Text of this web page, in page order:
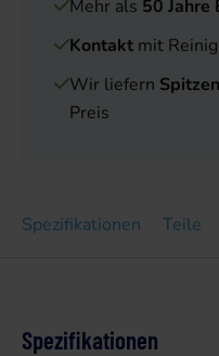
Mehr als 50 Jahre
Kontakt mit
Wir liefern
Preis
Spezifikationen Teile
Spezifikationen